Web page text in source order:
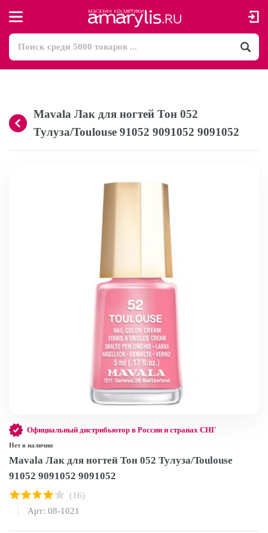
Mavala Лак для ногтей Тон 052
Тулуза/Toulouse 91052 9091052 9091052
Официальный дистрибьютор в России и странах СНГ
Нет в наличии
Mavala Лак для ногтей Тон 052 Тулуза/Toulouse
91052 9091052 9091052
(16)
Арт: 08-1021